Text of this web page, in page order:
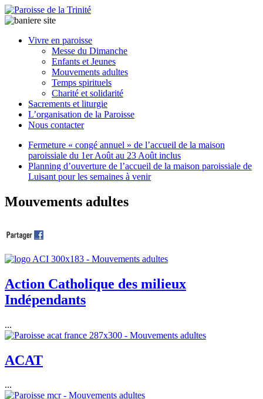
Vivre en paroisse
Messe du Dimanche
Enfants et Jeunes
Mouvements adultes
Temps spirituels
Charité et solidarité
Sacrements et liturgie
L’organisation de la Paroisse
Nous contacter
Fermeture « congé annuel » de l’accueil de la maison
paroissiale du 1er Août au 23 Août inclus
Planning d’ouverture de l’accueil de la maison paroissiale de
Luisant pour les semaines à venir
Mouvements adultes
Action Catholique des milieux
Indépendants
...
ACAT
...